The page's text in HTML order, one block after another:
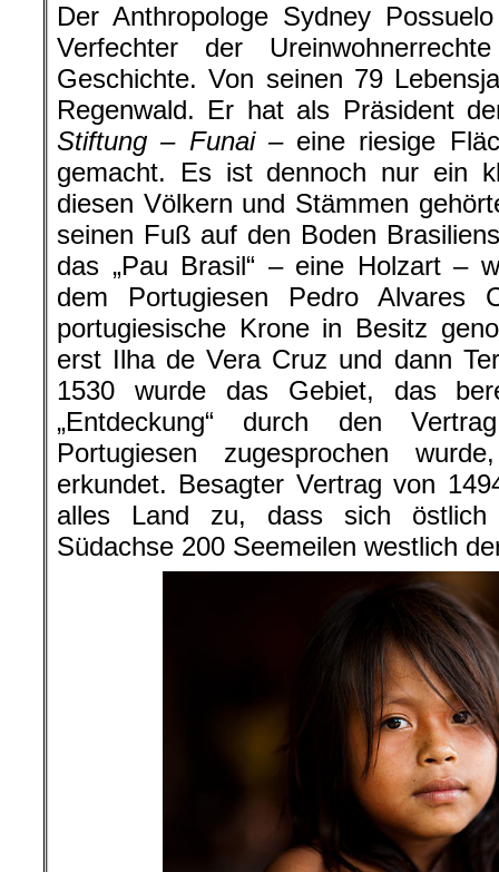
Der Anthropologe Sydney
Verfechter der
Geschichte. Von seinen 79
Regenwald. Er hat als Präsident
Stiftung – Funai – eine riesige
gemacht. Es ist dennoch nur ein
diesen Völkern und Stämmen
seinen Fuß auf den Boden
das „Pau Brasil“ – eine Holzart –
dem Portugiesen Pedro Alvares
portugiesische Krone in Besitz
erst Ilha de Vera Cruz und dann
1530 wurde das Gebiet, das
„Entdeckung“ durch den
Portugiesen zugesprochen
erkundet. Besagter Vertrag von
alles Land zu, dass sich östlich
Südachse 200 Seemeilen westlich